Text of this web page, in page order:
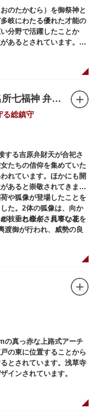
だったという背景もあ
高いセンスとクオリティ
のたかむら）を御祭神と
岐にわたる優れた才能の
分野で活躍したことか
あるとされています。
アの富士山「富士塚」
する囲碁棋士・藤沢秀行
しています。
院より遷され、境内にあ
優の渥美清が願をかけた
んが首にかけているお守
吉原神社（浅草名所七福神 弁財天）
る総鎮守
する吉原弁財天が合祀さ
たちの信仰を集めていた
れています。ほかにも開
あると崇敬されてきまし
枝垂れ桜が、見事な花を
渡御が行われ、威勢の良
り、七福神に関する授与
や狐像が登場したことを
た。2体の狐像は、向か
）」と命名されていま
の真っ赤な上路式アーチ
の東に位置することから
とされています。浅草寺
インされています。